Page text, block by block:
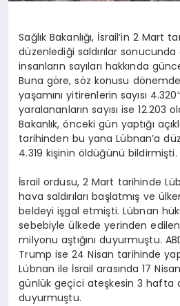
Sağlık Bakanlığı, İsrail’in 2 Mart
düzenlediği saldırılar
insanların sayıları hakkında
Buna göre, söz konusu dönemde
yaşamını yitirenlerin sayısı
yaralananların sayısı ise 12.203
Bakanlık, önceki gün yaptığı
tarihinden bu yana Lübnan’a
4.319 kişinin öldüğünü bildirmişti.
İsrail ordusu, 2 Mart tarihinde
hava saldırıları başlatmış ve
beldeyi işgal etmişti. Lübnan
sebebiyle ülkede yerinden
milyonu aştığını duyurmuştu.
Trump ise 24 Nisan tarihinde
Lübnan ile İsrail arasında 17
günlük geçici ateşkesin 3 hafta
duyurmuştu.